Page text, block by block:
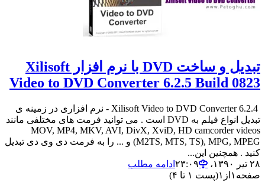
تبدیل و ساخت DVD با نرم افزار Xilisoft
Video to DVD Converter 6.2.5 Build 0823
Xilisoft Video to DVD Converter 6.2.4 - نرم افزاری در زمینه ی
تبدیل انواع فیلم به DVD است . می توانید فرمت های مختلفی مانند
MOV, MP4, MKV, AVI, DivX, XviD, HD camcorder videos
(M2TS, MTS, TS), MPG, MPEG و ... را به فرمت دی وی دی تبدیل
کنید . همچنین این...
۲۸ تیر ۱۳۹۰،‏ ۲۳:۰۹
ادامه مطلب
صفحه ۱ از ۱(پست ۱ تا ۴)